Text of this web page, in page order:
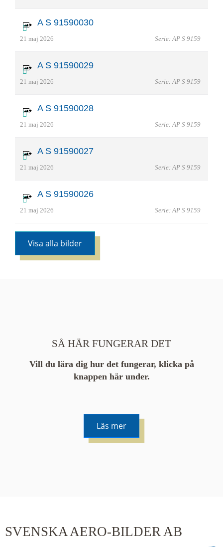
A S 91590030
21 maj 2026 Serie: AP S 9159
A S 91590029
21 maj 2026 Serie: AP S 9159
A S 91590028
21 maj 2026 Serie: AP S 9159
A S 91590027
21 maj 2026 Serie: AP S 9159
A S 91590026
21 maj 2026 Serie: AP S 9159
Visa alla bilder
SÅ HÄR FUNGERAR DET
Vill du lära dig hur det fungerar, klicka på
knappen här under.
Läs mer
SVENSKA AERO-BILDER AB